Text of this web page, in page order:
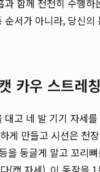
순서가 아니라, 당신의
카우 스트레
대고 네 발 기기 자세
게 만들고 시선은 천
을 둥글게 말고 꼬리